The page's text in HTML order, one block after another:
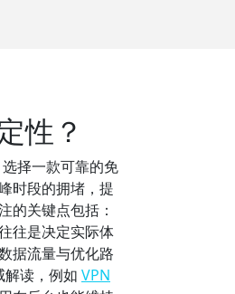
性？
择一款可靠的免
时段的拥堵，提
的关键点包括：
往是决定实际体
据流量与优化路
读，例如 VPN